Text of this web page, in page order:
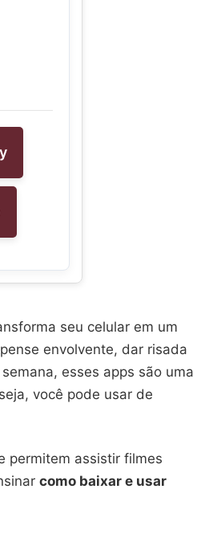
seu celular em um
envolvente, dar risada
esses apps são uma
você pode usar de
permitem assistir filmes
como baixar e usar